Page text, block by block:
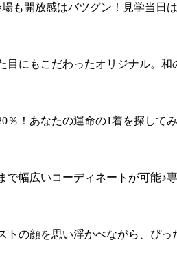
も開放感はバツグン！見学当日
目にもこだわったオリジナル。
％！あなたの運命の1着を探して
幅広いコーディネートが可能♪
の顔を思い浮かべながら、ぴっ